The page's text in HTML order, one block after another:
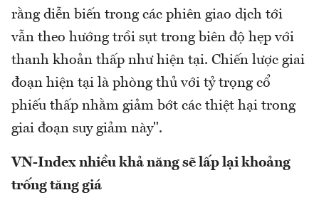
rằng diễn biến trong các phiên giao dịch tới
vẫn theo hướng trồi sụt trong biên độ hẹp với
thanh khoản thấp như hiện tại. Chiến lược giai
đoạn hiện tại là phòng thủ với tỷ trọng cổ
phiếu thấp nhằm giảm bớt các thiệt hại trong
giai đoạn suy giảm này".
VN-Index nhiều khả năng sẽ lấp lại khoảng
trống tăng giá